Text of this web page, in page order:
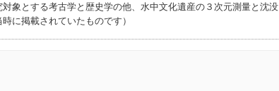
象とする考古学と歴史学の他、水中文化遺産の３次元測量と沈没
に掲載されていたものです）